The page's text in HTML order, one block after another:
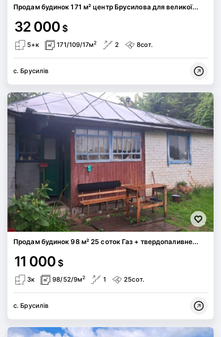
Продам будинок 171 м² центр Брусилова для великої...
32 000 $
5+к 171/109/17м2 2 8сот.
с. Брусилів
Продам будинок 98 м² 25 соток Газ + твердопаливне...
11 000 $
3к 98/52/9м2 1 25сот.
с. Брусилів